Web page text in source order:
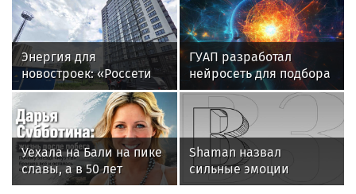
Энергия для
новостроек: «Россети
Новосибирск»
обеспечили почти 12
МВт мощности для
новых жилых
кварталов
ГУАП разработал
нейросеть для подбора
обуви по фото стопы
Уехала на Бали на пике
славы, а в 50 лет
выпустила книгу и
Shaman назвал
сильные эмоции
поклонников причиной